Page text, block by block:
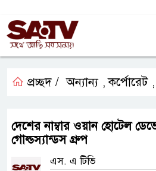
প্রচ্ছদ / অন্যান্য ,কর্পোরেট
দেশের নাম্বার ওয়ান হোটেল
গোল্ডস্যান্ডস গ্রুপ
এস. এ টিভি